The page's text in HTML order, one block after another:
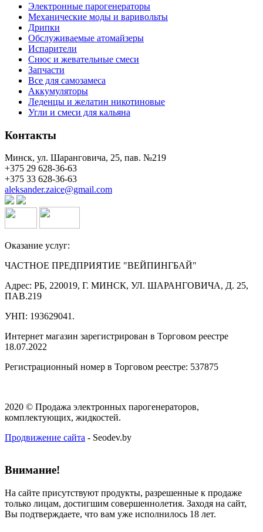
Электронные парогенераторы
Механические моды и варивольты
Дрипки
Обслуживаемые атомайзеры
Испарители
Снюс и жевательные смеси
Запчасти
Все для самозамеса
Аккумуляторы
Леденцы и желатин никотиновые
Угли и смеси для кальяна
Контакты
Минск, ул. Шаранговича, 25, пав. №219
+375 29 628-36-63
+375 33 628-36-63
aleksander.zaice@gmail.com
Оказание услуг:
ЧАСТНОЕ ПРЕДПРИЯТИЕ "ВЕЙПИНГБАЙ"
Адрес: РБ, 220019, Г. МИНСК, УЛ. ШАРАНГОВИЧА, Д. 25,
ПАВ.219
УНП: 193629041.
Интернет магазин зарегистрирован в Торговом реестре
18.07.2022
Регистрационный номер в Торговом реестре: 537875
2020 © Продажа электронных парогенераторов,
комплектующих, жидкостей.
Продвижение сайта - Seodev.by
Внимание!
На сайте присутствуют продукты, разрешенные к продаже
только лицам, достигшим совершеннолетия. Заходя на сайт,
Вы подтверждаете, что вам уже исполнилось 18 лет.